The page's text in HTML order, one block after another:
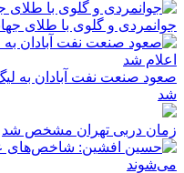
جوانمردی و گلوی با طلای
صعود صنعت نفت آبادان به
شد
زمان دربی تهران مشخص شد